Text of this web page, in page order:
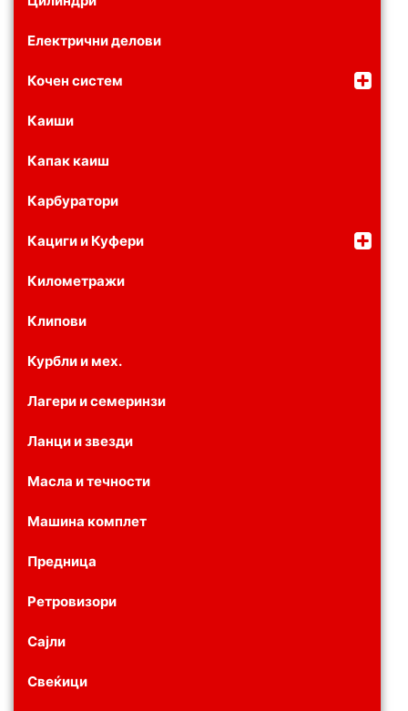
Електрични делови
Кочен систем
Каиши
Капак каиш
Карбуратори
Кациги и Куфери
Километражи
Клипови
Курбли и мех.
Лагери и семеринзи
Ланци и звезди
Масла и течности
Машина комплет
Предница
Ретровизори
Сајли
Свеќици